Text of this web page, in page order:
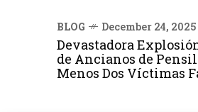
BLOG December 24, 2025
Devastadora
de Ancianos de
Menos Dos Víctimas